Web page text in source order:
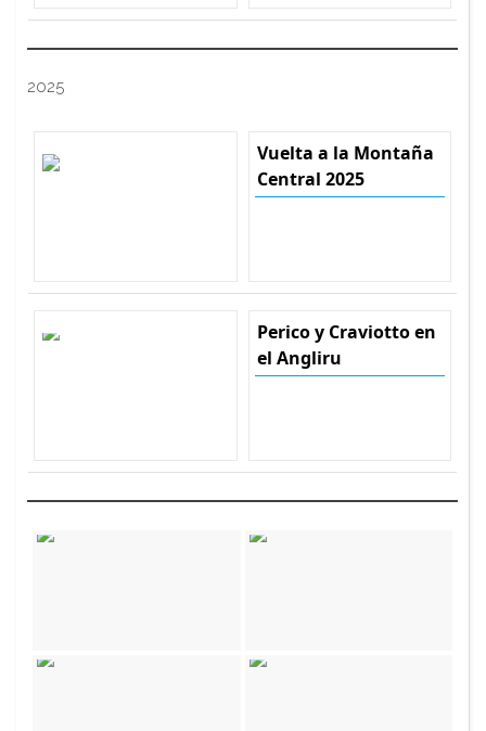
2025
Vuelta a la Montaña
Central 2025
Perico y Craviotto en
el Angliru